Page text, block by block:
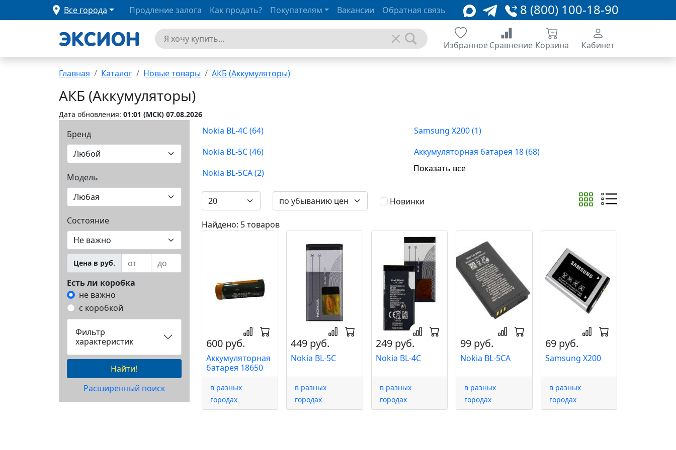
Все города 8 (800) 100-18-90
Продление залога Как продать? Покупателям Вакансии Обратная связь
ИзбранноеСравнение Корзина Кабинет
Главная Каталог Новые товары АКБ (Аккумуляторы)
АКБ (Аккумуляторы)
Дата обновления: 01:01 (MCК) 07.08.2026
Бренд
Модель
Состояние
Цена в руб.
Есть ли коробка
не важно
с коробкой
Фильтр
характеристик
Найти!
Расширенный поиск
Nokia BL-4C (64)
Nokia BL-5C (46)
Nokia BL-5CA (2)
Samsung X200 (1)
Аккумуляторная батарея 18 (68)
Показать все
Новинки
Найдено: 5 товаров
600 руб.
Аккумуляторная
батарея 18650
в разных
городах
449 руб.
Nokia BL-5C
в разных
городах
249 руб.
Nokia BL-4C
в разных
городах
99 руб.
Nokia BL-5CA
в разных
городах
69 руб.
Samsung X200
в разных
городах